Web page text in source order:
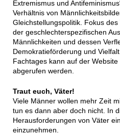
Extremismus und
Verhältnis von
Gleichstellungspolitik. Fokus
der geschlechterspezifischen
Männlichkeiten und dessen
Demokratieförderung und
Fachtages kann auf der Website
abgerufen werden.
Traut euch, Väter!
Viele Männer wollen mehr Zeit
tun es dann aber doch nicht. In
Herausforderungen von Väter
einzunehmen.